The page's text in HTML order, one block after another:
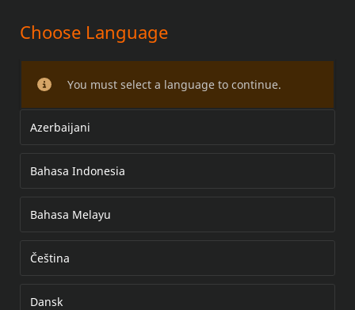
KING CLASSIC- OCH CHOPPED
TOUR-PAK-SATSER
Choose Language
You must select a language to continue.
Azerbaijani
Bahasa Indonesia
Bahasa Melayu
Čeština
Dansk